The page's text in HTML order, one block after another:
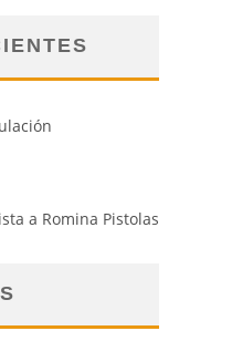
a Romina Pistolas